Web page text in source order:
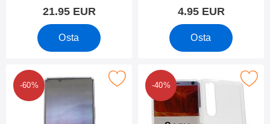
21.95 EUR
Osta
4.95 EUR
Osta
-60%
näytönsuojakalvopakett Sony Xperia 1 II (XQ-AT51)
-40%
Merkitse tPU-suojakuoret Sony